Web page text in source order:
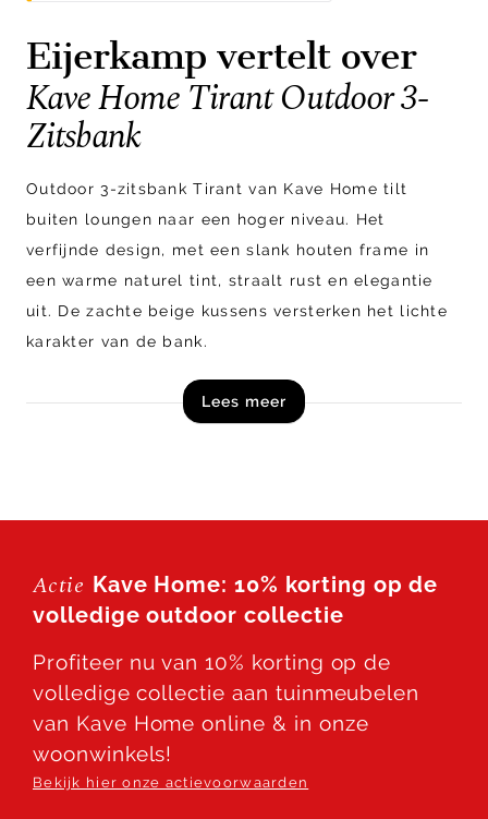
Eijerkamp vertelt over
Kave Home Tirant Outdoor 3-
Zitsbank
Outdoor 3-zitsbank Tirant van Kave Home tilt
buiten loungen naar een hoger niveau. Het
verfijnde design, met een slank houten frame in
een warme naturel tint, straalt rust en elegantie
uit. De zachte beige kussens versterken het lichte
karakter van de bank.
Shop 3-zitsbank Tirant uit de collectie van Kave
wordt in losse onderdelen, inclusief handleiding,
Lees meer
Actie Kave Home: 10% korting op de
volledige outdoor collectie
Profiteer nu van 10% korting op de
volledige collectie aan tuinmeubelen
van Kave Home online & in onze
woonwinkels!
Bekijk hier onze actievoorwaarden